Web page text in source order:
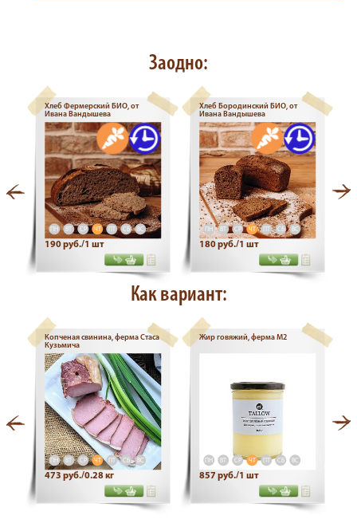
Заодно:
Хлеб Фермерский БИО, от
Ивана Вандышева
ПН ВТ СР ЧТ ПТ СБ ВС
190 руб./1 шт
Хлеб Бородинский БИО, от
Ивана Вандышева
ПН ВТ СР ЧТ ПТ СБ ВС
180 руб./1 шт
Как вариант:
Копченая свинина, ферма Стаса
Кузьмича
ПН ВТ СР ЧТ СБ ВС
473 руб./0.28 кг
Жир говяжий, ферма М2
ПН ВТ СР ЧТ СБ ВС
857 руб./1 шт